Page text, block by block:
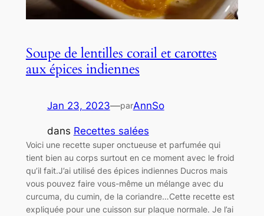
Soupe de lentilles corail et carottes
aux épices indiennes
Jan 23, 2023—parAnnSo
dans Recettes salées
Voici une recette super onctueuse et parfumée qui
tient bien au corps surtout en ce moment avec le froid
qu’il fait.J’ai utilisé des épices indiennes Ducros mais
vous pouvez faire vous-même un mélange avec du
curcuma, du cumin, de la coriandre…Cette recette est
expliquée pour une cuisson sur plaque normale. Je l’ai